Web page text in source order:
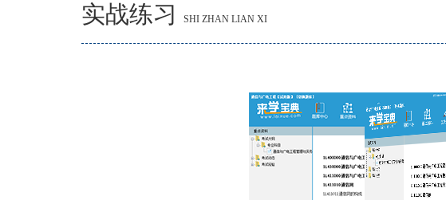
实战练习 SHI ZHAN LIAN XI